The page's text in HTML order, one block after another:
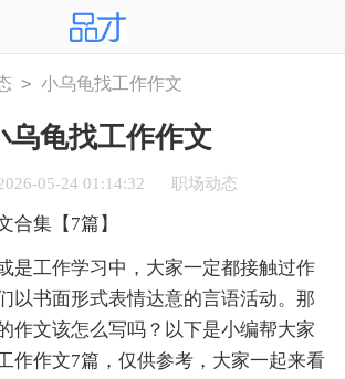
> 小乌龟找工作作文
乌龟找工作作文
05-24 01:14:32 职场动态
合集【7篇】
工作学习中，大家一定都接触过作
以书面形式表情达意的言语活动。那
作文该怎么写吗？以下是小编帮大家
作作文7篇，仅供参考，大家一起来看